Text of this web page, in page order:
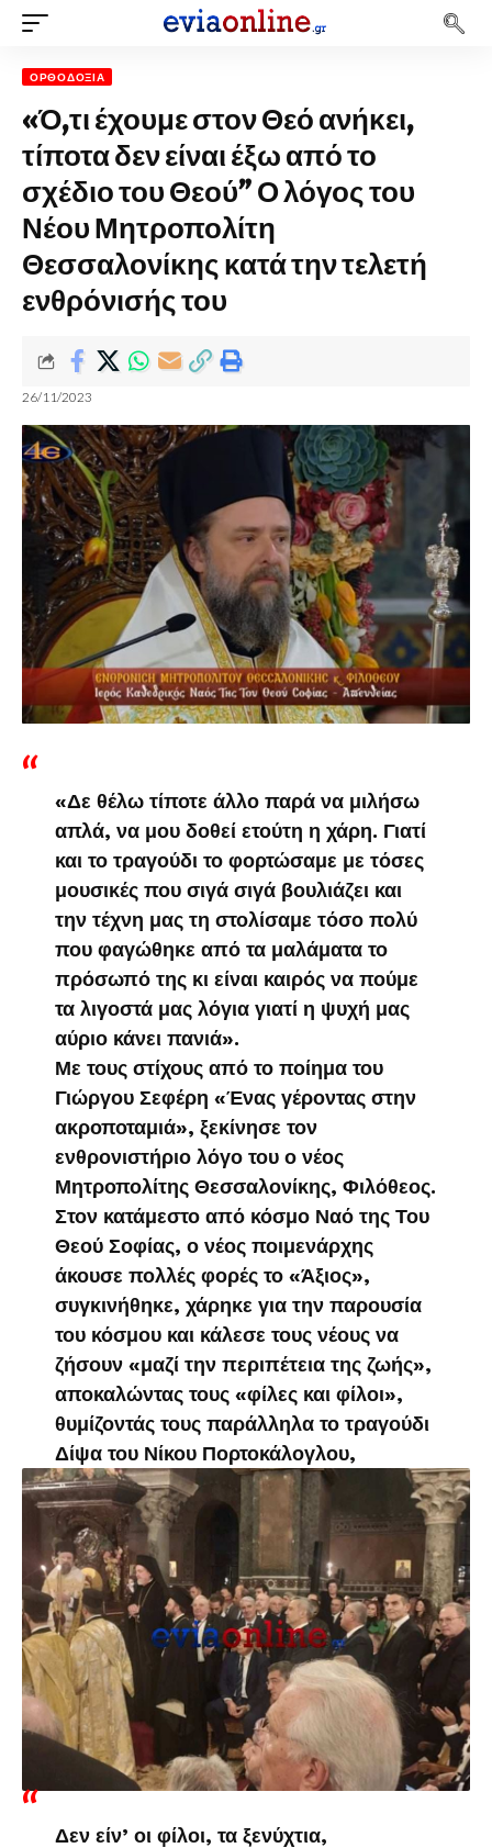
ΟΡΘΟΔΟΞΊΑ
«Ό,τι έχουμε στον Θεό ανήκει,
τίποτα δεν είναι έξω από το
σχέδιο του Θεού” Ο λόγος του
Νέου Μητροπολίτη
Θεσσαλονίκης κατά την τελετή
ενθρόνισής του
26/11/2023
«Δε θέλω τίποτε άλλο παρά να μιλήσω
απλά, να μου δοθεί ετούτη η χάρη. Γιατί
και το τραγούδι το φορτώσαμε με τόσες
μουσικές που σιγά σιγά βουλιάζει και
την τέχνη μας τη στολίσαμε τόσο πολύ
που φαγώθηκε από τα μαλάματα το
πρόσωπό της κι είναι καιρός να πούμε
τα λιγοστά μας λόγια γιατί η ψυχή μας
αύριο κάνει πανιά».
Με τους στίχους από το ποίημα του
Γιώργου Σεφέρη «Ένας γέροντας στην
ακροποταμιά», ξεκίνησε τον
ενθρονιστήριο λόγο του ο νέος
Μητροπολίτης Θεσσαλονίκης, Φιλόθεος.
Στον κατάμεστο από κόσμο Ναό της Του
Θεού Σοφίας, ο νέος ποιμενάρχης
άκουσε πολλές φορές το «Άξιος»,
συγκινήθηκε, χάρηκε για την παρουσία
του κόσμου και κάλεσε τους νέους να
ζήσουν «μαζί την περιπέτεια της ζωής»,
αποκαλώντας τους «φίλες και φίλοι»,
θυμίζοντάς τους παράλληλα το τραγούδι
Δίψα του Νίκου Πορτοκάλογλου,
Δεν είν’ οι φίλοι, τα ξενύχτια,